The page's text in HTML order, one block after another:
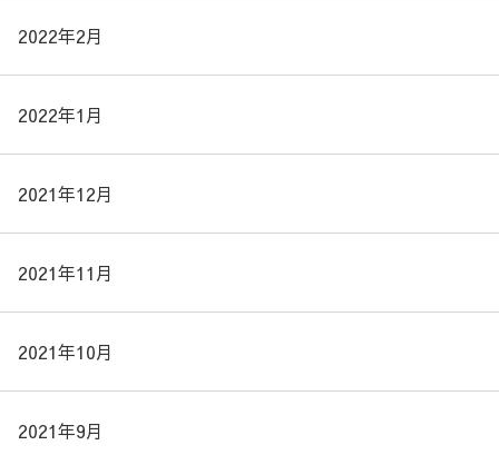
2022年2月
2022年1月
2021年12月
2021年11月
2021年10月
2021年9月